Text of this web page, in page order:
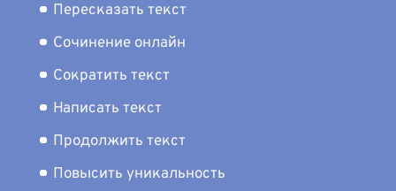
Пересказать текст
Сочинение онлайн
Сократить текст
Написать текст
Продолжить текст
Повысить уникальность